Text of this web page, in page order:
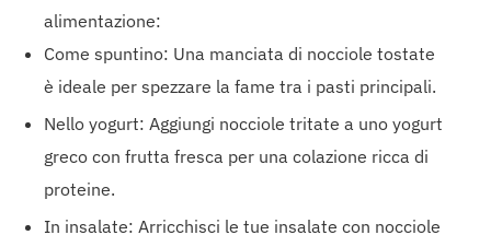
alimentazione:
Come spuntino: Una manciata di nocciole tostate
è ideale per spezzare la fame tra i pasti principali.
Nello yogurt: Aggiungi nocciole tritate a uno yogurt
greco con frutta fresca per una colazione ricca di
proteine.
In insalate: Arricchisci le tue insalate con nocciole